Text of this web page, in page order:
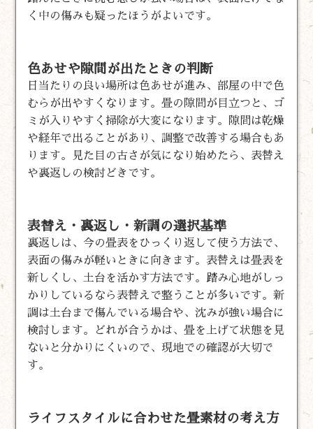
く中の傷みも疑ったほうがよいです。
色あせや隙間が出たときの判断
日当たりの良い場所は色あせが進み、部屋の中で色
むらが出やすくなります。畳の隙間が目立つと、ゴ
ミが入りやすく掃除が大変になります。隙間は乾燥
や経年で出ることがあり、調整で改善する場合もあ
ります。見た目の古さが気になり始めたら、表替え
や裏返しの検討どきです。
表替え・裏返し・新調の選択基準
裏返しは、今の畳表をひっくり返して使う方法で、
表面の傷みが軽いときに向きます。表替えは畳表を
新しくし、土台を活かす方法です。踏み心地がしっ
かりしているなら表替えで整うことが多いです。新
調は土台まで傷んでいる場合や、沈みが強い場合に
検討します。どれが合うかは、畳を上げて状態を見
ないと分かりにくいので、現地での確認が大切で
す。
ライフスタイルに合わせた畳素材の考え方